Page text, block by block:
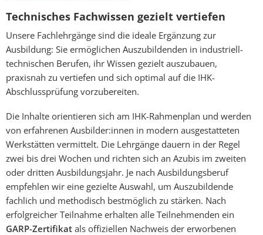
Technisches Fachwissen gezielt vertiefen
Unsere Fachlehrgänge sind die ideale Ergänzung zur
Ausbildung: Sie ermöglichen Auszubildenden in industriell-
technischen Berufen, ihr Wissen gezielt auszubauen,
praxisnah zu vertiefen und sich optimal auf die IHK-
Abschlussprüfung vorzubereiten.
Die Inhalte orientieren sich am IHK-Rahmenplan und werden
von erfahrenen Ausbilder:innen in modern ausgestatteten
Werkstätten vermittelt. Die Lehrgänge dauern in der Regel
zwei bis drei Wochen und richten sich an Azubis im zweiten
oder dritten Ausbildungsjahr. Je nach Ausbildungsberuf
empfehlen wir eine gezielte Auswahl, um Auszubildende
fachlich und methodisch bestmöglich zu stärken. Nach
erfolgreicher Teilnahme erhalten alle Teilnehmenden ein
GARP-Zertifikat als offiziellen Nachweis der erworbenen